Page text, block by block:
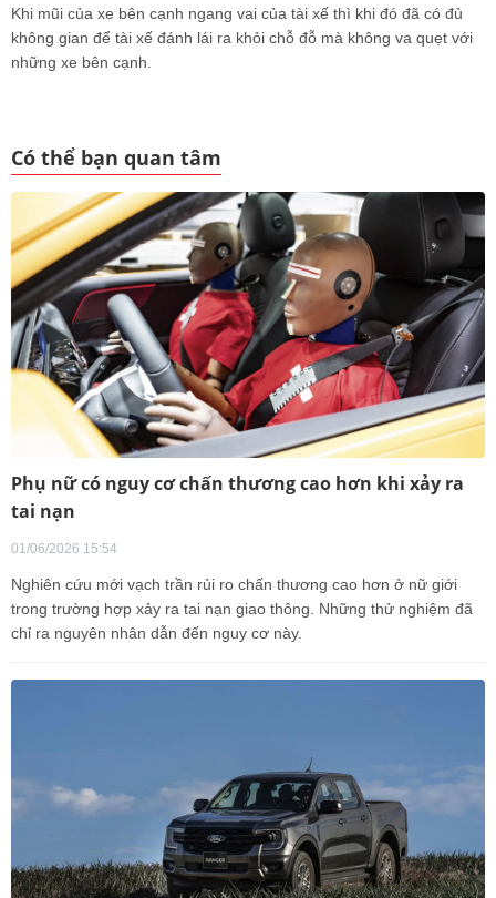
Khi mũi của xe bên cạnh ngang vai của tài xế thì khi đó đã có đủ
không gian để tài xế đánh lái ra khỏi chỗ đỗ mà không va quẹt với
những xe bên cạnh.
Có thể bạn quan tâm
Phụ nữ có nguy cơ chấn thương cao hơn khi xảy ra
tai nạn
01/06/2026 15:54
Nghiên cứu mới vạch trần rủi ro chấn thương cao hơn ở nữ giới
trong trường hợp xảy ra tai nạn giao thông. Những thử nghiệm đã
chỉ ra nguyên nhân dẫn đến nguy cơ này.